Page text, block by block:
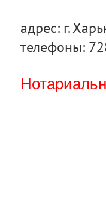
адрес: г.
телефоны: